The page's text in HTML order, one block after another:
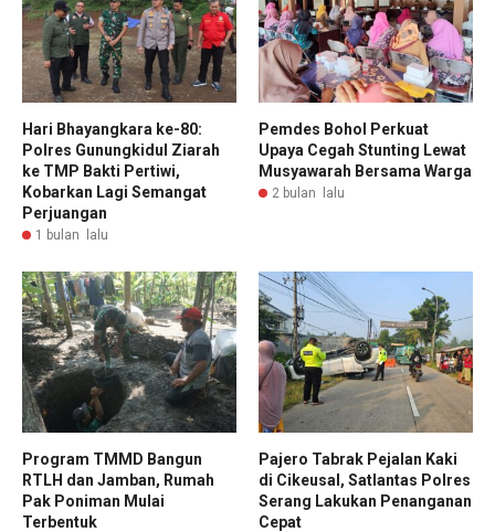
Hari Bhayangkara ke-80:
Polres Gunungkidul Ziarah
ke TMP Bakti Pertiwi,
Kobarkan Lagi Semangat
Perjuangan
1 bulan lalu
Pemdes Bohol Perkuat
Upaya Cegah Stunting Lewat
Musyawarah Bersama Warga
2 bulan lalu
Program TMMD Bangun
RTLH dan Jamban, Rumah
Pak Poniman Mulai
Terbentuk
Pajero Tabrak Pejalan Kaki
di Cikeusal, Satlantas Polres
Serang Lakukan Penanganan
Cepat